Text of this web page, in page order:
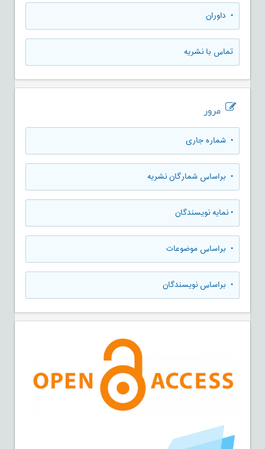
• داوران
تماس با نشریه
مرور
• شماره جاری
• براساس شمارگان نشریه
•نمایه نویسندگان
• براساس موضوعات
• براساس نویسندگان